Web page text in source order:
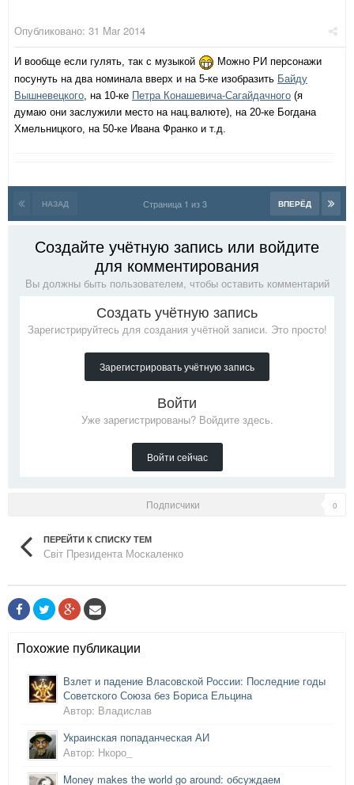
Опубликовано: 31 Mar 2014
И вообще если гулять, так с музыкой
Можно РИ персонажи
посунуть на два номинала вверх и на 5-ке изобразить Байду
Вышневецкого , на 10-ке Петра Конашевича-Сагайдачного (я
думаю они заслужили место на нац.валюте), на 20-ке Богдана
Хмельницкого, на 50-ке Ивана Франко и т.д.
НАЗАД ВПЕРЁД
Страница 1 из 3
Создайте учётную запись или войдите
для комментирования
Вы должны быть пользователем, чтобы оставить комментарий
Создать учётную запись
Зарегистрируйтесь для создания учётной записи. Это просто!
Зарегистрировать учётную запись
Войти
Уже зарегистрированы? Войдите здесь.
Войти сейчас
Подписчики 0
ПЕРЕЙТИ К СПИСКУ ТЕМ
Світ Президента Москаленко
Похожие публикации
Взлет и падение Власовской России: Последние годы
Советского Союза без Бориса Ельцина
Автор: Владислав
Украинская попаданческая АИ
Автор: Нкоро_
Money makes the world go around: обсуждаем